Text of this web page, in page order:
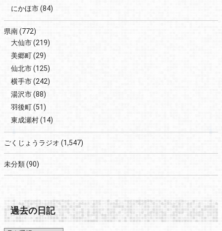
にかほ市(84)
県南(772)
大仙市(219)
美郷町(29)
仙北市(125)
横手市(242)
湯沢市(88)
羽後町(51)
東成瀬村(14)
ごくじょうラジオ (1,547)
未分類(90)
過去の日記